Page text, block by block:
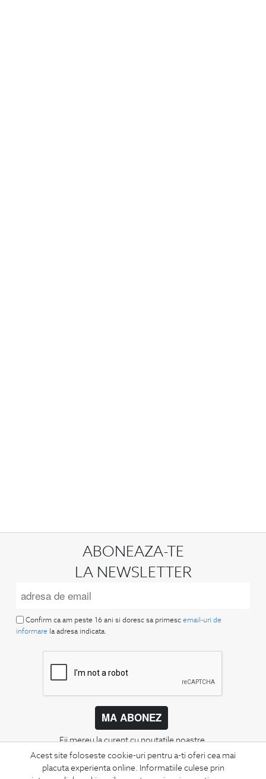
Acest site foloseste cookie-uri pentru a-ti oferi cea mai
placuta experienta online. Informatiile culese prin
ABONEAZA-TE
LA NEWSLETTER
Confirm ca am peste 16 ani si doresc sa primesc email-uri de
informare la adresa indicata.
MA ABONEZ
Fii mereu la curent cu noutatile noastre,
oferte speciale si trenduri in moda masculina.